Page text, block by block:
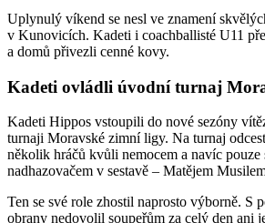
Uplynulý víkend se nesl ve znamení
v Kunovicích. Kadeti i coachballisté U11
a domů přivezli cenné kovy.
Kadeti ovládli úvodní turnaj
Kadeti Hippos vstoupili do nové sezóny
turnaji Moravské zimní ligy. Na turnaj
několik hráčů kvůli nemocem a navíc pouze
nadhazovačem v sestavě – Matějem
Ten se své role zhostil naprosto výborně. S
obrany nedovolil soupeřům za celý den ani